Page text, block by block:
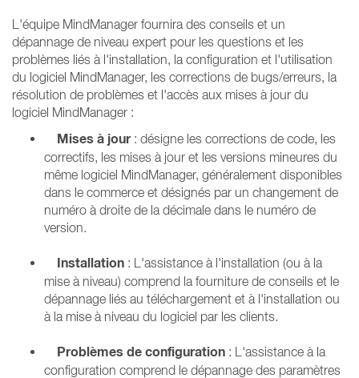
L'équipe MindManager fournira des conseils et un
dépannage de niveau expert pour les questions et les
problèmes liés à l'installation, la configuration et l'utilisation
du logiciel MindManager, les corrections de bugs/erreurs, la
résolution de problèmes et l'accès aux mises à jour du
logiciel MindManager :
Mises à jour : désigne les corrections de code, les
correctifs, les mises à jour et les versions mineures du
même logiciel MindManager, généralement disponibles
dans le commerce et désignés par un changement de
numéro à droite de la décimale dans le numéro de
version.
Installation : L'assistance à l'installation (ou à la
mise à niveau) comprend la fourniture de conseils et le
dépannage liés au téléchargement et à l'installation ou
à la mise à niveau du logiciel par les clients.
Problèmes de configuration : L'assistance à la
configuration comprend le dépannage des paramètres